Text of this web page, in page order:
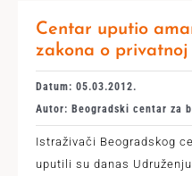
Centar uputio
zakona o privatnoj
Datum: 05.03.2012.
Autor: Beogradski centar za
Istraživači Beogradskog
uputili su danas